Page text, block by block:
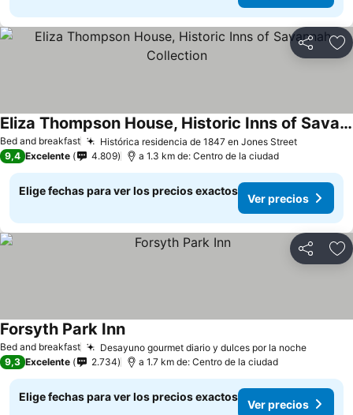
Compartir
Bed and breakfast Histórica residencia de 1847 en Jones Street
Eliza Thompson House, Historic Inns of Savannah Collection
9,4 Excelente 4.809 a 1.3 km de: Centro de la ciudad
Elige fechas para ver los precios exactos
Ver precios
Compartir
Bed and breakfast Desayuno gourmet diario y dulces por la noche
Forsyth Park Inn
9,3 Excelente 2.734 a 1.7 km de: Centro de la ciudad
Elige fechas para ver los precios exactos
Ver precios